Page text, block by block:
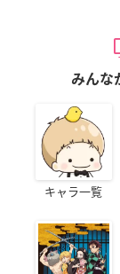
みんな
キャラ一覧